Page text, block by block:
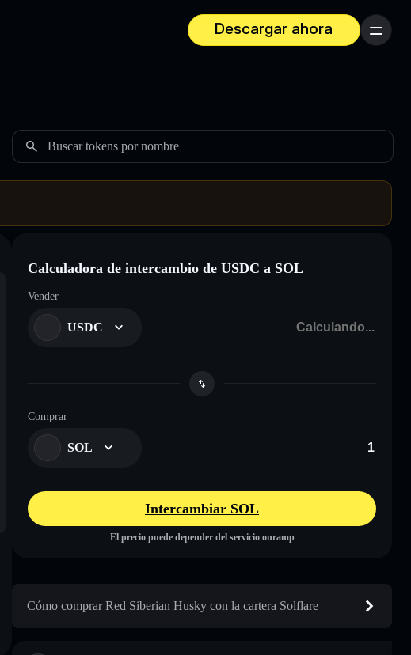
Descargar ahora
Menú
Buscar tokens por nombre
Calculadora de intercambio de USDC a SOL
Vender
USDC
Comprar
SOL
Intercambiar SOL
El precio puede depender del servicio onramp
Cómo comprar Red Siberian Husky con la cartera Solflare